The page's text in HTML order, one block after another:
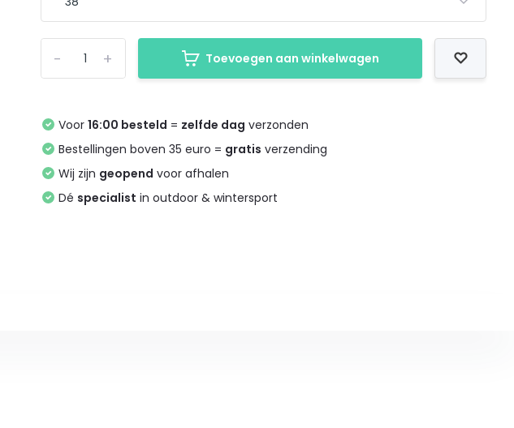
+
- Toevoegen aan winkelwagen
Voor16:00 besteld = zelfde dag verzonden
Bestellingen boven 35 euro = gratis verzending
Wij zijn geopend voor afhalen
Dé specialist in outdoor & wintersport